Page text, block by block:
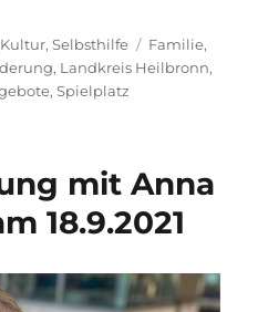
Kultur,Selbsthilfe Schlagwörter
Familie,
, Landkreis Heilbronn,
,Spielplatz
mit Anna
18.9.2021